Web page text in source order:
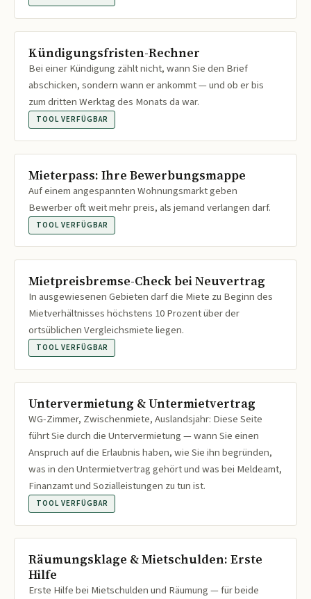
Kündigungsfristen-Rechner
Bei einer Kündigung zählt nicht, wann Sie den Brief
abschicken, sondern wann er ankommt — und ob er bis
zum dritten Werktag des Monats da war.
TOOL VERFÜGBAR
Mieterpass: Ihre Bewerbungsmappe
Auf einem angespannten Wohnungsmarkt geben
Bewerber oft weit mehr preis, als jemand verlangen darf.
TOOL VERFÜGBAR
Mietpreisbremse-Check bei Neuvertrag
In ausgewiesenen Gebieten darf die Miete zu Beginn des
Mietverhältnisses höchstens 10 Prozent über der
ortsüblichen Vergleichsmiete liegen.
TOOL VERFÜGBAR
Untervermietung & Untermietvertrag
WG-Zimmer, Zwischenmiete, Auslandsjahr: Diese Seite
führt Sie durch die Untervermietung — wann Sie einen
Anspruch auf die Erlaubnis haben, wie Sie ihn begründen,
was in den Untermietvertrag gehört und was bei Meldeamt,
Finanzamt und Sozialleistungen zu tun ist.
TOOL VERFÜGBAR
Räumungsklage & Mietschulden: Erste
Hilfe
Erste Hilfe bei Mietschulden und Räumung — für beide